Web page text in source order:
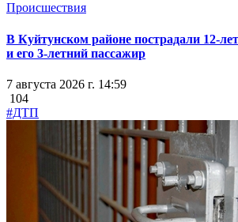
Происшествия
В Куйтунском районе пострадали 12-
и его 3-летний пассажир
7 августа 2026 г. 14:59
104
#ДТП